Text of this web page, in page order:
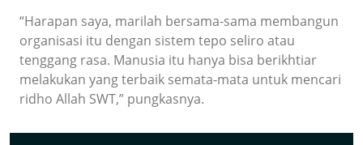
“Harapan saya, marilah bersama-sama membangun
organisasi itu dengan sistem tepo seliro atau
tenggang rasa. Manusia itu hanya bisa berikhtiar
melakukan yang terbaik semata-mata untuk mencari
ridho Allah SWT,” pungkasnya.